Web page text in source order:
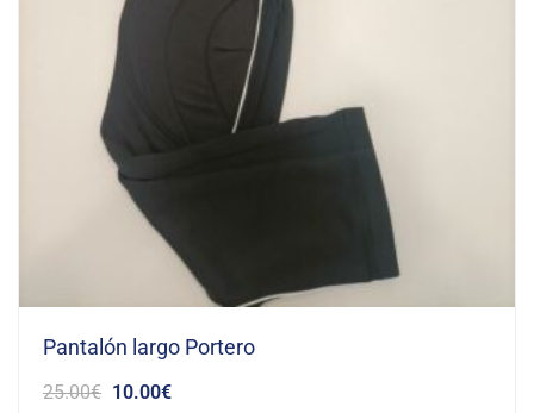
Pantalón largo Portero
25.00€ 10.00€